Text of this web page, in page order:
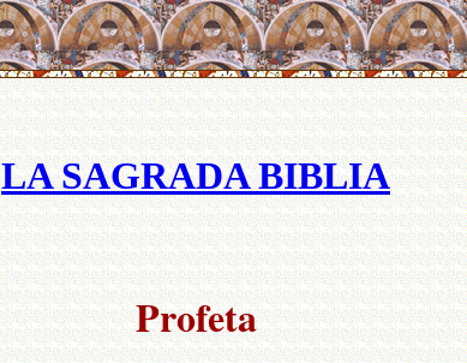
LA SAGRADA BIBLIA
Profeta